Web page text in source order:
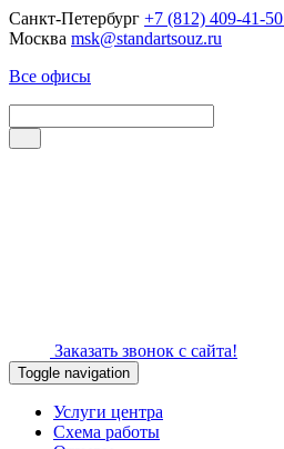
Санкт-Петербург +7 (812) 409-41-50
Москва msk@standartsouz.ru
Все офисы
Заказать звонок с сайта!
Toggle navigation
Услуги центра
Схема работы